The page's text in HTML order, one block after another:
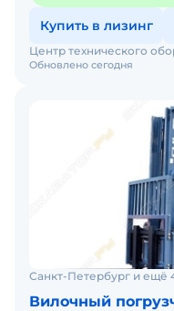
Купить в лизинг
Обновлено сегодня
Центр технического
Санкт-Петербург и ещё
Вилочный